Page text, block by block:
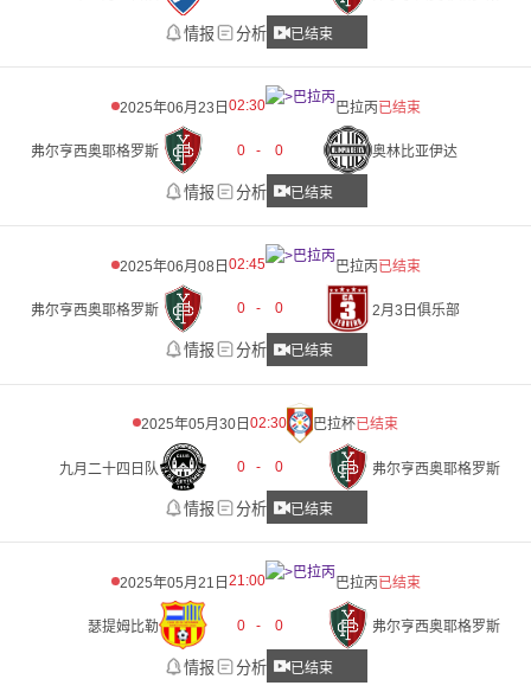
情报 分析 已结束
2025年06月23日 02:30 巴拉丙已结束
弗尔亨西奥耶格罗斯 0 - 0 奥林比亚伊达
情报 分析 已结束
2025年06月08日 02:45 巴拉丙已结束
弗尔亨西奥耶格罗斯 0 - 0 2月3日俱乐部
情报 分析 已结束
2025年05月30日 02:30 巴拉杯已结束
九月二十四日队 0 - 0 弗尔亨西奥耶格罗斯
情报 分析 已结束
2025年05月21日 21:00 巴拉丙已结束
瑟提姆比勒 0 - 0 弗尔亨西奥耶格罗斯
情报 分析 已结束